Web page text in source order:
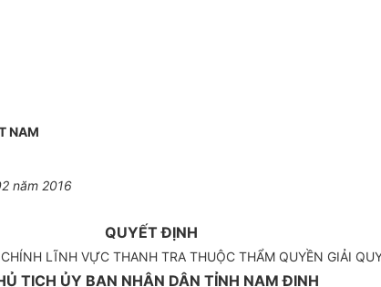
NAM
năm 2016
QUYẾT ĐỊNH
LĨNH VỰC THANH TRA THUỘC THẨM QUYỀN GIẢI
TỊCH ỦY BAN NHÂN DÂN TỈNH NAM ĐỊNH